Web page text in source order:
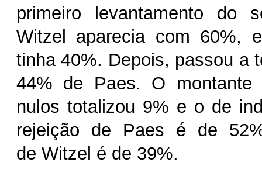
primeiro levantamento do
Witzel aparecia com 60%,
tinha 40%. Depois, passou a
44% de Paes. O montante
nulos totalizou 9% e o de
rejeição de Paes é de
de Witzel é de 39%.